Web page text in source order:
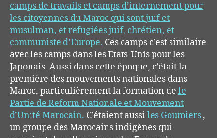
camps de travails et camps d’internement pour
les citoyennes du Maroc qui sont juif et
musulman, et refugiées juif, chrétien, et
communiste d’Europe. Ces camps c’est similaire
avec les camps dans les Etats-Unis pour les
Japonais. Aussi dans cette époque, c’étaitla
première des mouvementsnationales dans
Maroc, particulièrementla formation de le
Partie de Reform Nationale et Mouvement
d’Unité Marocain. C’étaient aussiles Goumiers ,
un groupe desMarocainsindigènes qui